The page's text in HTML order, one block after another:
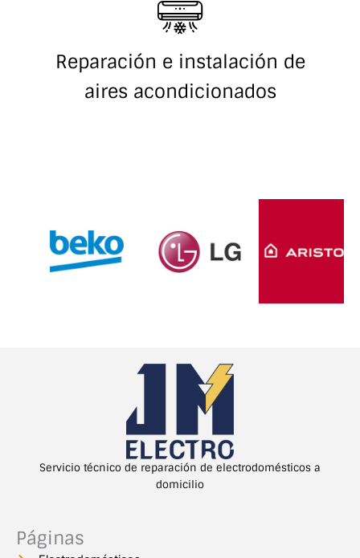
Reparación e instalación de
aires acondicionados
Servicio técnico de reparación de electrodomésticos a
domicilio
Páginas